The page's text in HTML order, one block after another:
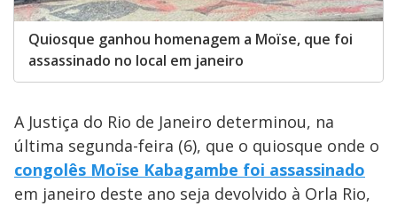
Quiosque ganhou homenagem a Moïse, que foi
assassinado no local em janeiro
A Justiça do Rio de Janeiro determinou, na
última segunda-feira (6), que o quiosque onde o
congolês Moïse Kabagambe foi assassinado
em janeiro deste ano seja devolvido à Orla Rio,